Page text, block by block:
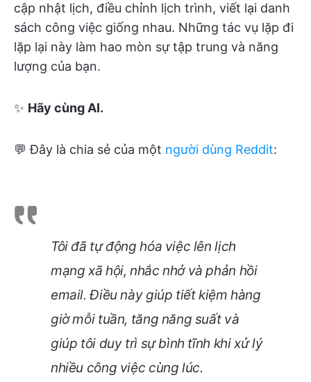
cập nhật lịch, điều chỉnh lịch trình, viết lại danh
sách công việc giống nhau. Những tác vụ lặp đi
lặp lại này làm hao mòn sự tập trung và năng
lượng của bạn.
✨ Hãy cùng AI.
💬 Đây là chia sẻ của một người dùng Reddit:
Tôi đã tự động hóa việc lên lịch
mạng xã hội, nhắc nhở và phản hồi
email. Điều này giúp tiết kiệm hàng
giờ mỗi tuần, tăng năng suất và
giúp tôi duy trì sự bình tĩnh khi xử lý
nhiều công việc cùng lúc.